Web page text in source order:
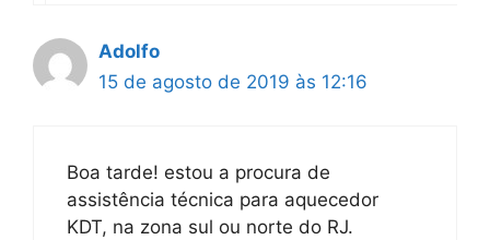
Adolfo
15 de agosto de 2019 às 12:16
Boa tarde! estou a procura de
assistência técnica para aquecedor
KDT, na zona sul ou norte do RJ.